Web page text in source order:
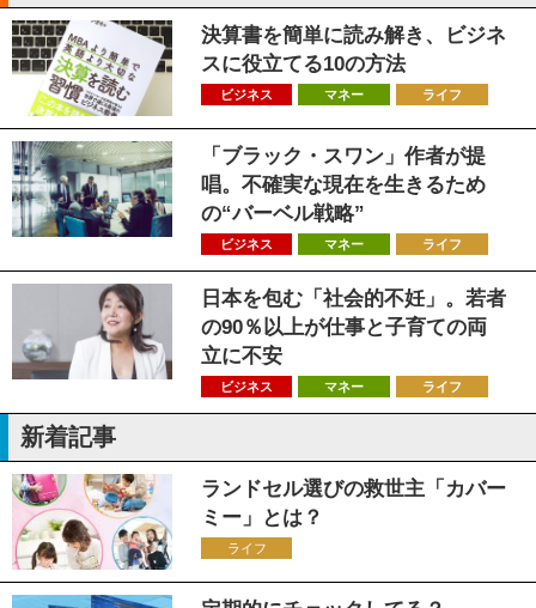
決算書を簡単に読み解き、ビジネ
スに役立てる10の方法
ビジネス マネー ライフ
「ブラック・スワン」作者が提
唱。不確実な現在を生きるため
の“バーベル戦略”
ビジネス マネー ライフ
日本を包む「社会的不妊」。若者
の90％以上が仕事と子育ての両
立に不安
ビジネス マネー ライフ
新着記事
ランドセル選びの救世主「カバー
ミー」とは？
ライフ